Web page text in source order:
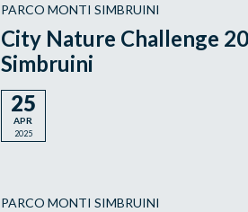
PARCO MONTI SIMBRUINI
City Nature Challenge
Simbruini
25
APR
2025
PARCO MONTI SIMBRUINI